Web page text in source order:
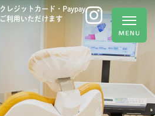
クレジットカード・Paypay
ご利用いただけます